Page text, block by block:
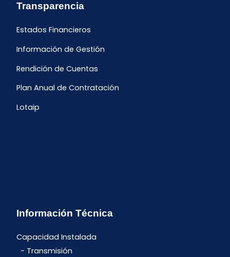
Transparencia
Estados Financieros
Información de Gestión
Rendición de Cuentas
Plan Anual de Contratación
Lotaip
Información Técnica
Capacidad Instalada
Transmisión